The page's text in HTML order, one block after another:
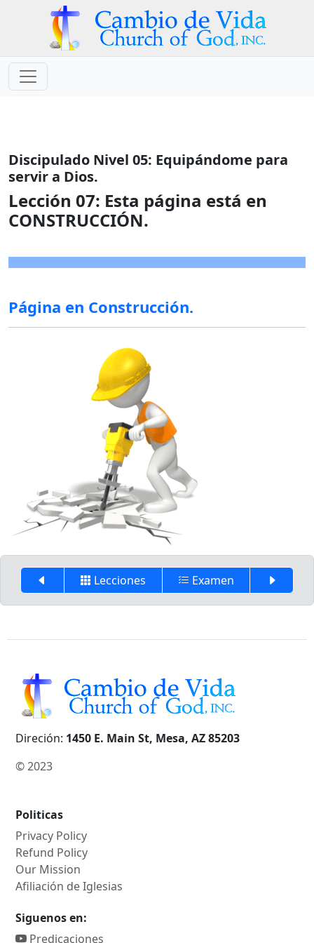
Discipulado Nivel 05: Equipándome para
servir a Dios.
Lección 07: Esta página está en
CONSTRUCCIÓN.
Página en Construcción.
Lecciones Examen
Direción: 1450 E. Main St, Mesa, AZ 85203
© 2023
Politicas
Privacy Policy
Refund Policy
Our Mission
Afiliación de Iglesias
Siguenos en:
Predicaciones